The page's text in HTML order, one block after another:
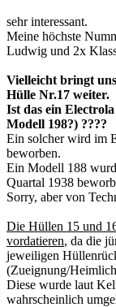
sehr interessant.
Meine höchste
Ludwig und 2x
Vielleicht bringt
Hülle Nr.17 weiter.
Ist das ein
Modell 198?) ????
Ein solcher wird im
beworben.
Ein Modell 188
Quartal 1938
Sorry, aber von
Die Hüllen 15 und
vordatieren, da die
jeweiligen
(Zueignung/
Diese wurde laut
wahrscheinlich